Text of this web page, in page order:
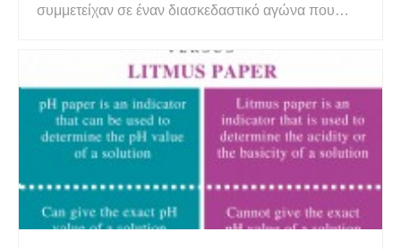
συμμετείχαν σε έναν διασκεδαστικό αγώνα που
ένας τεράστιος δίσκος μεορνφλάουρ oobleck που
λάτρεψαν όλοι, οπότε όταν ο Όμιλος TTS μας
έστειλε ευγενικά ένα Messy Pla